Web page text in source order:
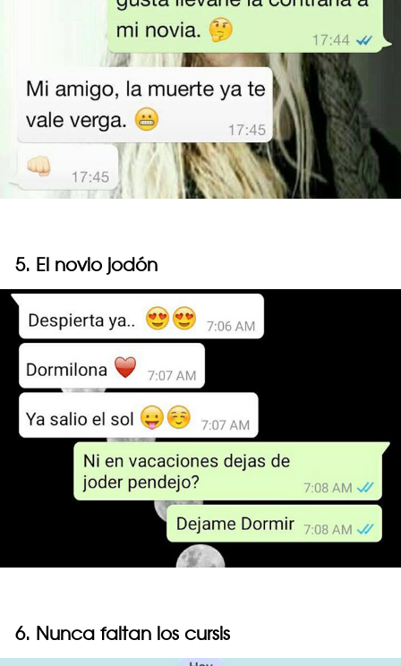
5. El novio jodón
6. Nunca faltan los cursis